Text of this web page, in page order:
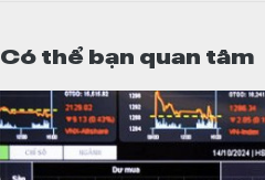
Có thể bạn quan tâm